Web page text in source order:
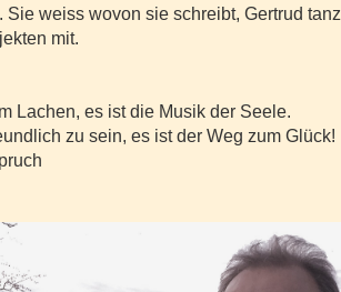
Sie weiss wovon sie schreibt, Gertrud
mit.
Lachen, es ist die Musik der Seele.
zu sein, es ist der Weg zum Glück!